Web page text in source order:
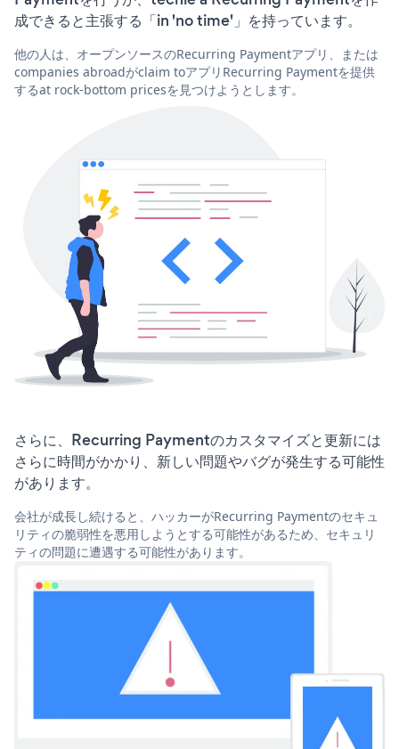
成できると主張する「in 'no time'」を持っています。
他の人は、オープンソースのRecurring Paymentアプリ、または
companies abroadがclaim toアプリRecurring Paymentを提供
するat rock-bottom pricesを見つけようとします。
さらに、Recurring Paymentのカスタマイズと更新には
さらに時間がかかり、新しい問題やバグが発生する可能性
があります。
会社が成長し続けると、ハッカーがRecurring Paymentのセキュ
リティの脆弱性を悪用しようとする可能性があるため、セキュリ
ティの問題に遭遇する可能性があります。